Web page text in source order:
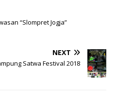
“Slompret Jogja”
NEXT
Satwa Festival 2018